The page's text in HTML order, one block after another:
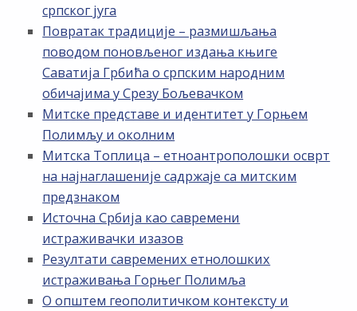
српског југа
Повратак традиције – размишљања
поводом поновљеног издања књиге
Саватија Грбића о српским народним
обичајима у Срезу Бољевачком
Митске представе и идентитет у Горњем
Полимљу и околним
Митска Топлица – етноантрополошки осврт
на најнаглашеније садржаје са митским
предзнаком
Источна Србија као савремени
истраживачки изазов
Резултати савремених етнолошких
истраживања Горњег Полимља
О општем геополитичком контексту и